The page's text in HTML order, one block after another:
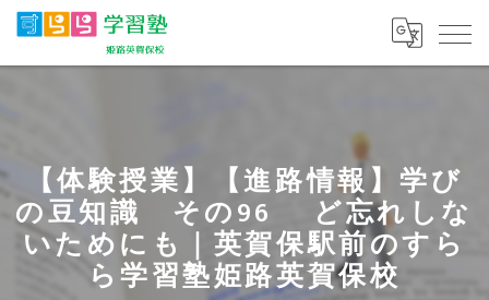
【体験授業】【進路情報】学び
の豆知識 その96 ど忘れしな
いためにも｜英賀保駅前のすら
ら学習塾姫路英賀保校